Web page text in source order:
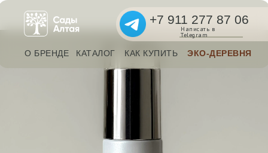
КАК КУПИТЬ
КАТАЛОГ
О БРЕНДЕ ЭКО-ДЕРЕВНЯ
+7 911 277 87 06
Написать в
Telegram